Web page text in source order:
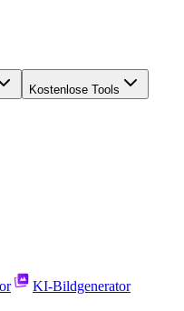
Kostenlose Tools
KI-Bildgenerator